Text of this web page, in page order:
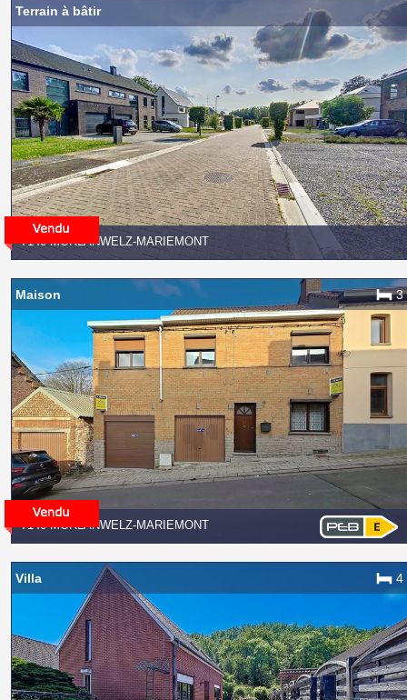
7140 MORLANWELZ-MARIEMONT
Terrain à bâtir
7140 MORLANWELZ-MARIEMONT
Maison 3
Villa 4